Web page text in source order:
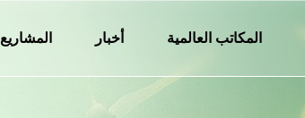
المشاريع أخبار المكاتب العالمية